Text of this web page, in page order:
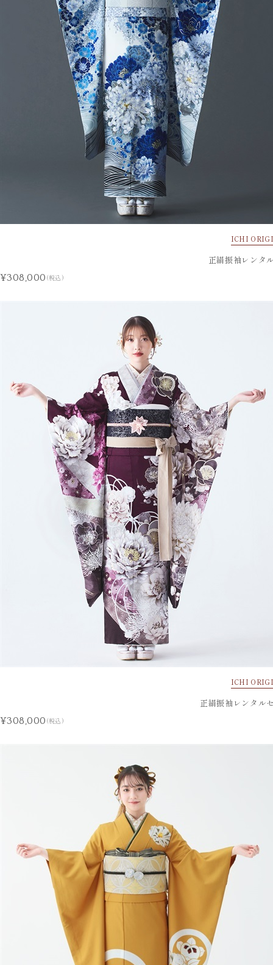
ICHI
正絹振袖レンタ
¥308,000 (税込)
ICHI
正絹振袖レンタル
¥308,000 (税込)